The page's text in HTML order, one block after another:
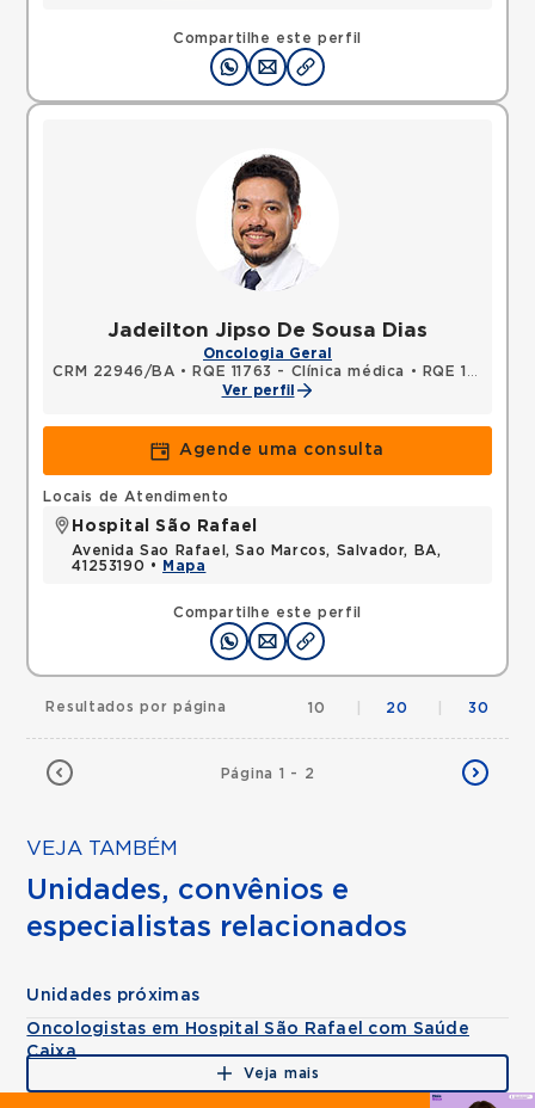
Compartilhe este perfil
Jadeilton Jipso De Sousa Dias
Oncologia Geral
CRM 22946/BA • RQE 11763 - Clínica médica •
RQE 12198 - Oncologia clínica
Ver perfil
Agende uma consulta
Compartilhe este perfil
Locais de Atendimento
Hospital São Rafael
Avenida Sao Rafael, Sao Marcos, Salvador, BA,
41253190 •
Mapa
Página 1 - 2
Resultados por página 10 20 30
VEJA TAMBÉM
Unidades, convênios e
especialistas relacionados
Unidades próximas
Oncologistas em Hospital São Rafael com Saúde
Caixa
Veja mais